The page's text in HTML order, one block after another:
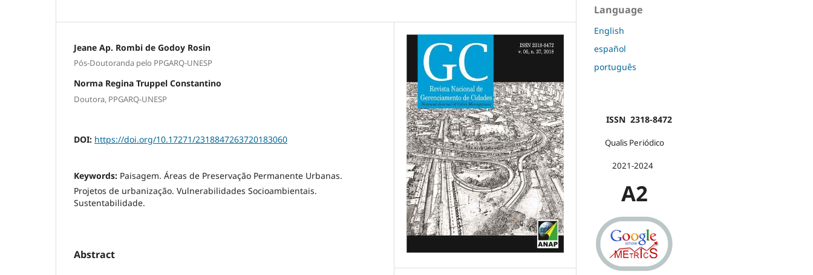
Jeane Ap. Rombi de Godoy Rosin
Pós-Doutoranda pelo PPGARQ-UNESP
Norma Regina Truppel Constantino
Doutora, PPGARQ-UNESP
DOI: https://doi.org/10.17271/2318847263720183060
Keywords: Paisagem. Áreas de Preservação Permanente Urbanas.
Projetos de urbanização. Vulnerabilidades Socioambientais.
Sustentabilidade.
Abstract
Language
English
español
português
ISSN 2318-8472
Qualis Periódico
2021-2024
A2